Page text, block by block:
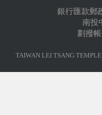
銀行匯款郵
南投
劃撥帳
TAIWAN LEI TSANG